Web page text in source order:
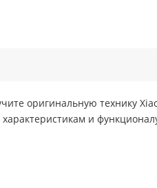
оригинальную технику
и